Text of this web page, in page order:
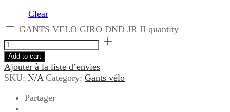
Clear
GANTS VELO GIRO DND JR II quantity
Add to cart
Ajouter à la liste d’envies
SKU: N/A Category: Gants vélo
Partager